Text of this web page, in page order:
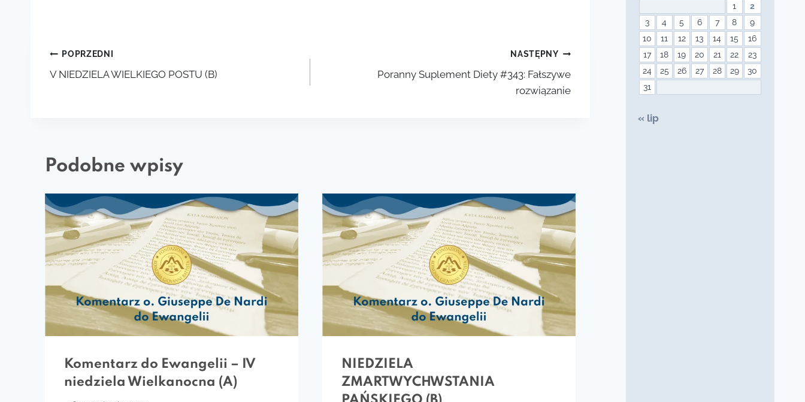
POPRZEDNI
V NIEDZIELA WIELKIEGO POSTU (B)
NASTĘPNY
Poranny Suplement Diety #343: Fałszywe
rozwiązanie
Podobne wpisy
Komentarz do Ewangelii – IV
niedziela Wielkanocna (A)
NIEDZIELA
ZMARTWYCHWSTANIA
1
2
3
4 5 6 7 8
9
10
11 12 13 14 15
16
17
18 19 20 21 22
23
24
25 26 27 28 29
30
31
« lip